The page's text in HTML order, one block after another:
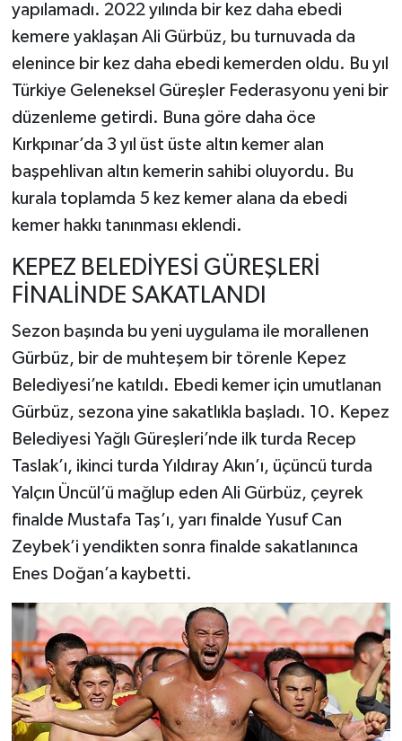
yapılamadı. 2022 yılında bir kez daha ebedi
kemere yaklaşan Ali Gürbüz, bu turnuvada da
elenince bir kez daha ebedi kemerden oldu. Bu yıl
Türkiye Geleneksel Güreşler Federasyonu yeni bir
düzenleme getirdi. Buna göre daha öce
Kırkpınar’da 3 yıl üst üste altın kemer alan
başpehlivan altın kemerin sahibi oluyordu. Bu
kurala toplamda 5 kez kemer alana da ebedi
kemer hakkı tanınması eklendi.
KEPEZ BELEDİYESİ GÜREŞLERİ
FİNALİNDE SAKATLANDI
Sezon başında bu yeni uygulama ile morallenen
Gürbüz, bir de muhteşem bir törenle Kepez
Belediyesi’ne katıldı. Ebedi kemer için umutlanan
Gürbüz, sezona yine sakatlıkla başladı. 10. Kepez
Belediyesi Yağlı Güreşleri’nde ilk turda Recep
Taslak’ı, ikinci turda Yıldıray Akın’ı, üçüncü turda
Yalçın Üncül’ü mağlup eden Ali Gürbüz, çeyrek
finalde Mustafa Taş’ı, yarı finalde Yusuf Can
Zeybek’i yendikten sonra finalde sakatlanınca
Enes Doğan’a kaybetti.